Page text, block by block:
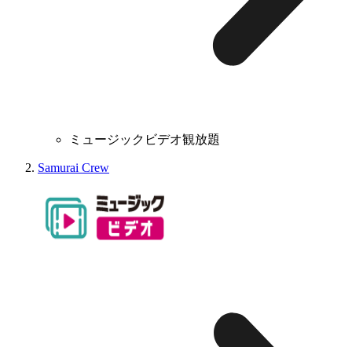
ミュージックビデオ観放題
Samurai Crew